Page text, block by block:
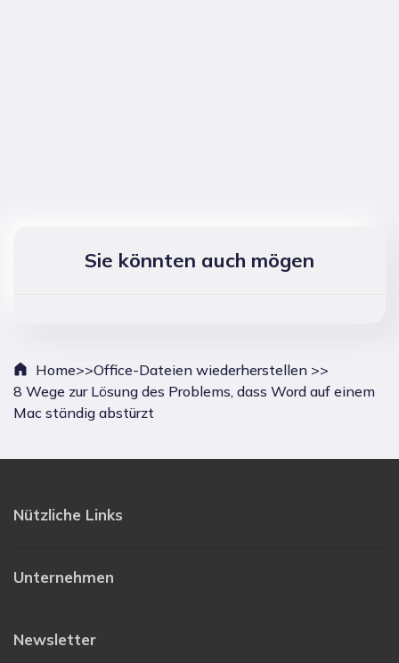
Sie könnten auch mögen
Home>>Office-Dateien wiederherstellen >>
8 Wege zur Lösung des Problems, dass Word auf einem
Mac ständig abstürzt
Nützliche Links
Unternehmen
Newsletter